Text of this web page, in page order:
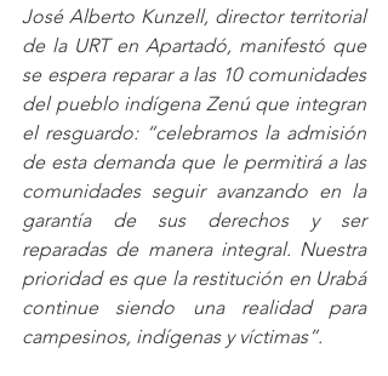
José Alberto Kunzell, director territorial
de la URT en Apartadó, manifestó que
se espera reparar a las 10 comunidades
del pueblo indígena Zenú que integran
el resguardo: “celebramos la admisión
de esta demanda que le permitirá a las
comunidades seguir avanzando en la
garantía de sus derechos y ser
reparadas de manera integral. Nuestra
prioridad es que la restitución en Urabá
continue siendo una realidad para
campesinos, indígenas y víctimas”.